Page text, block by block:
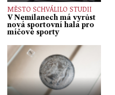
MĚSTO SCHVÁLILO STUDII
V Nemilanech má vyrůst
nová sportovní hala pro
míčové sporty